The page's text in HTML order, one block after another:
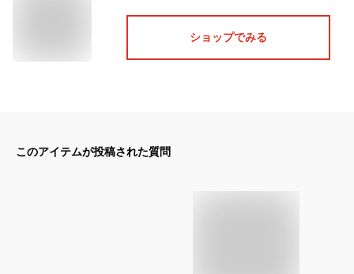
ショップでみる
このアイテムが投稿された質問